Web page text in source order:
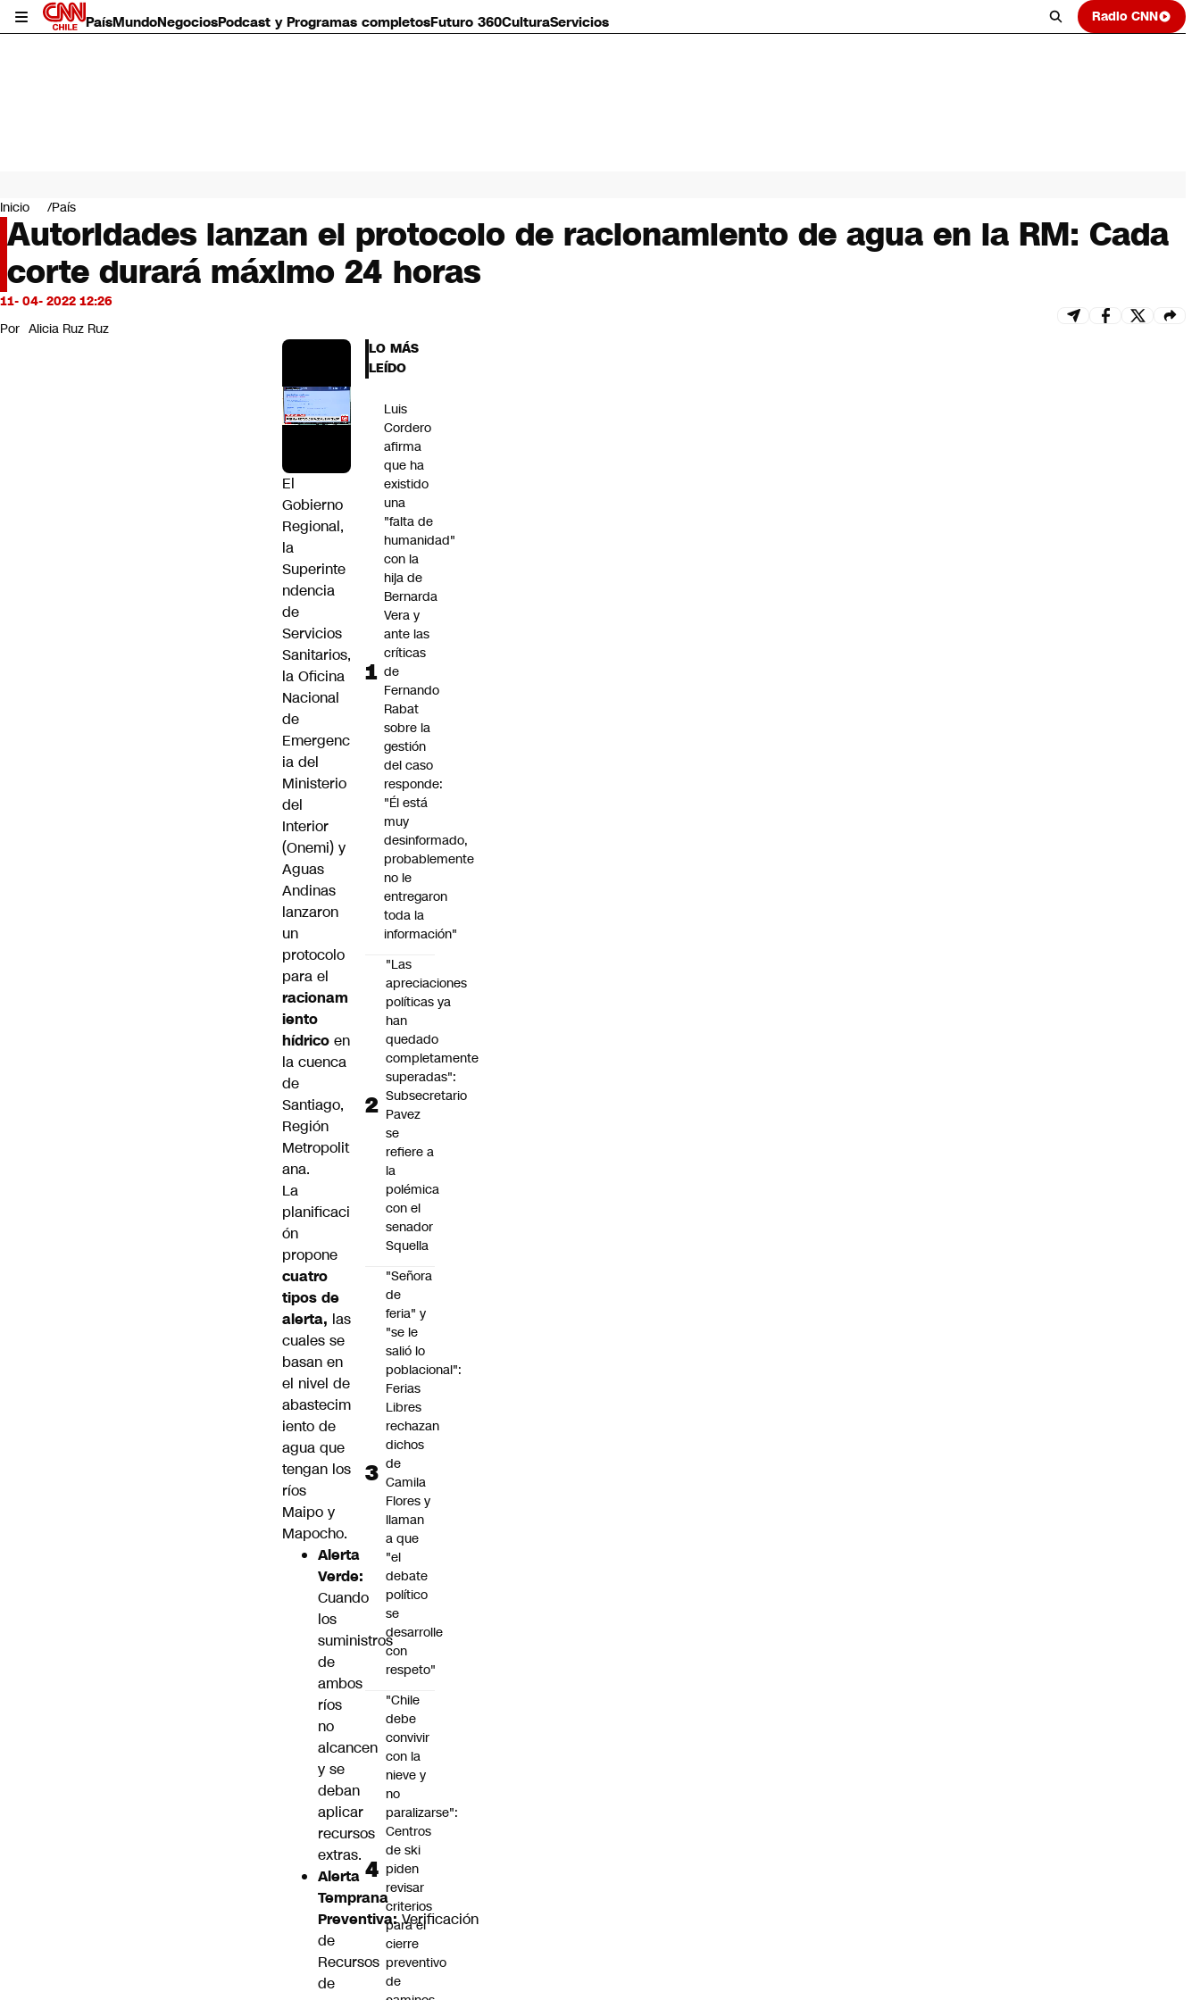
PaísMundoNegociosPodcast y Programas completosFuturo 360CulturaServicios Radio CNN
Mundo
Negocios
Deportes
Programas completos
Cultura
Servicios
Bits
CNN Data
Inicio País
Autoridades lanzan el protocolo de racionamiento de agua en la RM: Cada
corte durará máximo 24 horas
11- 04- 2022 12:26
Por Alicia Ruz Ruz
El
Gobierno
Regional,
la
Superinte
ndencia
de
Servicios
Sanitarios,
la Oficina
Nacional
de
Emergenc
ia del
Ministerio
del
Interior
(Onemi) y
Aguas
Andinas
lanzaron
un
protocolo
para el
racionam
iento
hídrico en
la cuenca
de
Santiago,
Región
Metropolit
ana.
La
planificaci
ón
propone
cuatro
tipos de
alerta, las
cuales se
basan en
el nivel de
abastecim
iento de
agua que
tengan los
ríos
Maipo y
Mapocho.
Alerta
Verde:
Cuando
los
suministros
de
ambos
ríos
no
alcancen
y se
deban
aplicar
recursos
extras.
Alerta
Temprana
Preventiva:Verificación
de
Recursos
de
LO MÁS
LEÍDO
Luis
Cordero
afirma
que ha
existido
una
"falta de
humanidad"
con la
hija de
Bernarda
Vera y
ante las
críticas
de
Fernando
Rabat
sobre la
gestión
del caso
responde:
"Él está
muy
desinformado,
probablemente
no le
entregaron
toda la
información"
"Las
apreciaciones
políticas ya
han
quedado
completamente
superadas":
Subsecretario
Pavez
se
refiere a
la
polémica
con el
senador
Squella
"Señora
de
feria" y
"se le
salió lo
poblacional":
Ferias
Libres
rechazan
dichos
de
Camila
Flores y
llaman
a que
"el
debate
político
se
desarrolle
con
respeto"
"Chile
debe
convivir
con la
nieve y
no
paralizarse":
Centros
de ski
piden
revisar
criterios
para el
cierre
preventivo
de